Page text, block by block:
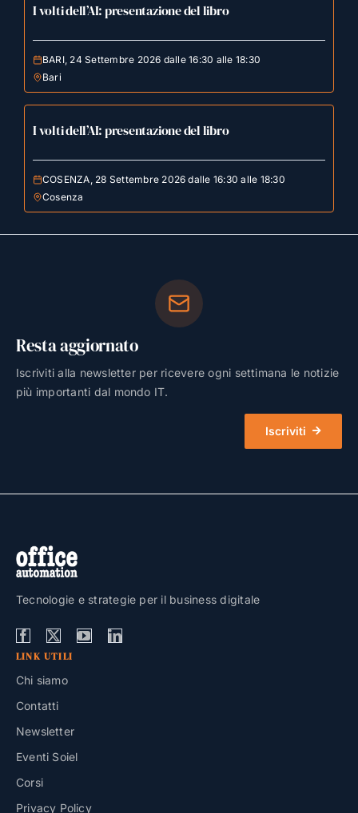
I volti dell’AI: presentazione del libro
BARI, 24 Settembre 2026 dalle 16:30 alle 18:30
Bari
I volti dell’AI: presentazione del libro
COSENZA, 28 Settembre 2026 dalle 16:30 alle 18:30
Cosenza
Resta aggiornato
Iscriviti alla newsletter per ricevere ogni settimana le notizie
più importanti dal mondo IT.
Iscriviti
Tecnologie e strategie per il business digitale
LINK UTILI
Chi siamo
Contatti
Newsletter
Eventi Soiel
Corsi
Privacy Policy